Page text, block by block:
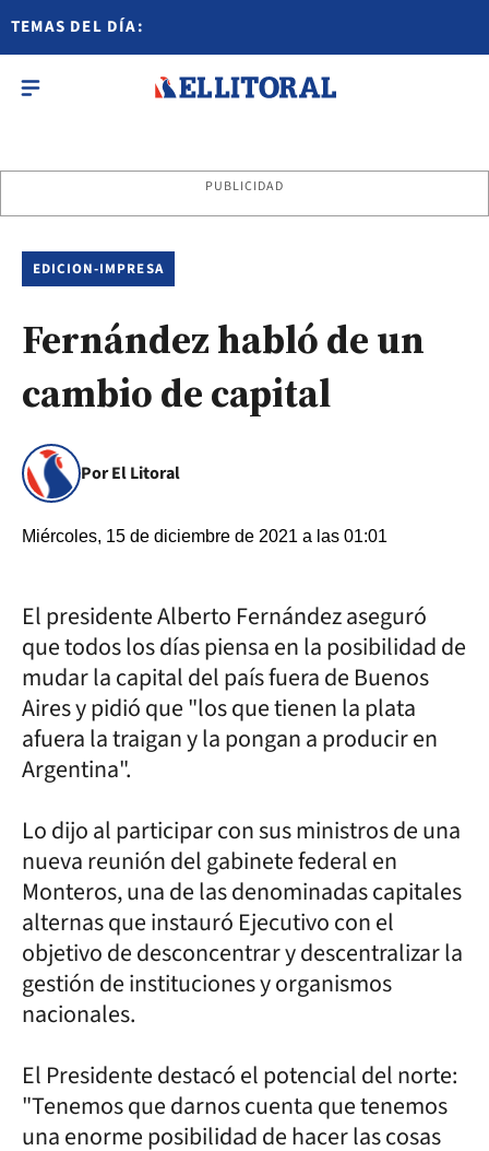
TEMAS DEL DÍA:
PUBLICIDAD
EDICION-IMPRESA
Fernández habló de un
cambio de capital
Por El Litoral
Miércoles, 15 de diciembre de 2021 a las 01:01
El presidente Alberto Fernández aseguró
que todos los días piensa en la posibilidad de
mudar la capital del país fuera de Buenos
Aires y pidió que "los que tienen la plata
afuera la traigan y la pongan a producir en
Argentina".
Lo dijo al participar con sus ministros de una
nueva reunión del gabinete federal en
Monteros, una de las denominadas capitales
alternas que instauró Ejecutivo con el
objetivo de desconcentrar y descentralizar la
gestión de instituciones y organismos
nacionales.
El Presidente destacó el potencial del norte:
"Tenemos que darnos cuenta que tenemos
una enorme posibilidad de hacer las cosas